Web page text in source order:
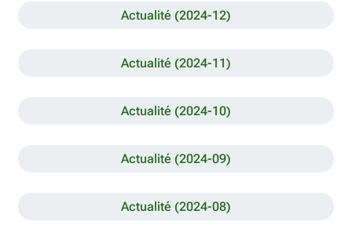
Actualité (2024-12)
Actualité (2024-11)
Actualité (2024-10)
Actualité (2024-09)
Actualité (2024-08)